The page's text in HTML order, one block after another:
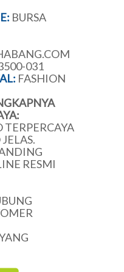
BURSA
031
FASHION
TERPERCAYA
RESMI